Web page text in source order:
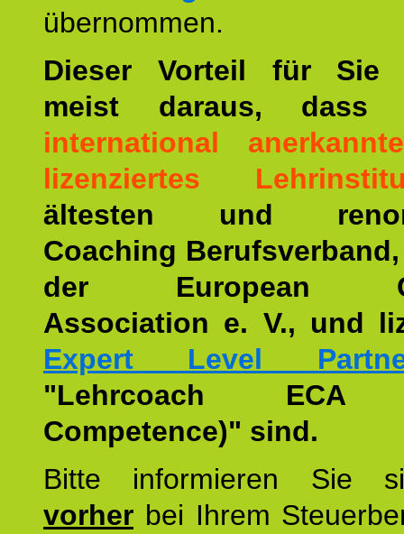
übernommen.
Dieser Vorteil für Sie
meist daraus,
international
lizenziertes
ältesten und
Coaching
der European
Association e. V., und
Expert Level
"Lehrcoach ECA
Competence)" sind.
Bitte informieren Sie
vorher bei Ihrem